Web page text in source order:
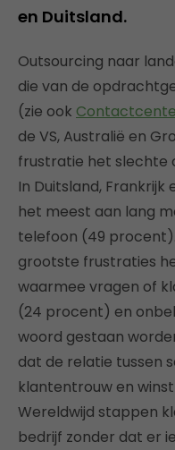
en Duitsland.
Outsourcing naar
die van de
(zie ook
de VS, Australië en
frustratie het
In Duitsland, Frankrijk
het meest aan lang
telefoon (49 procent).
grootste frustraties
waarmee vragen of
(24 procent) en
woord gestaan
dat de relatie tussen
klantentrouw en
Wereldwijd stappen
bedrijf zonder dat er